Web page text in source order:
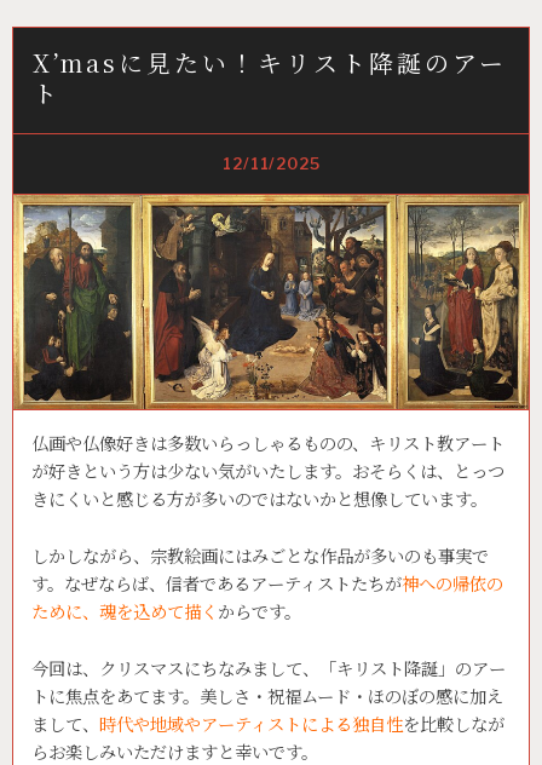
X’masに見たい！キリスト降誕のアー
ト
12/11/2025
仏画や仏像好きは多数いらっしゃるものの、キリスト教アート
が好きという方は少ない気がいたします。おそらくは、とっつ
きにくいと感じる方が多いのではないかと想像しています。
しかしながら、宗教絵画にはみごとな作品が多いのも事実で
す。なぜならば、信者であるアーティストたちが神への帰依の
ために、魂を込めて描く からです。
今回は、クリスマスにちなみまして、「キリスト降誕」のアー
トに焦点をあてます。美しさ・祝福ムード・ほのぼの感に加え
まして、 時代や地域やアーティストによる独自性を比較しなが
らお楽しみいただけますと幸いです。